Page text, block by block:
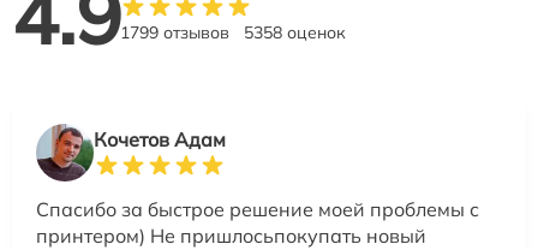
1799 отзывов 5358 оценок
Кочетов Адам
Спасибо за быстрое решение моей проблемы с
принтером) Не пришлосьпокупать новый